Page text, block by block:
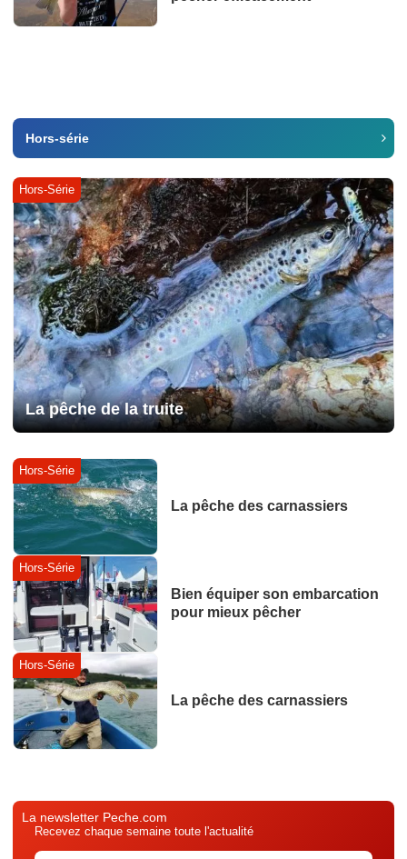
Hors-série
La pêche de la truite
Hors-Série
Hors-Série
La pêche des carnassiers
Hors-Série
Bien équiper son embarcation
pour mieux pêcher
Hors-Série
La pêche des carnassiers
La newsletter Peche.com
Recevez chaque semaine toute l'actualité